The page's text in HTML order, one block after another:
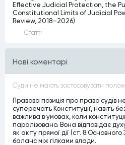
Effective Judicial Protection, the
Constitutional Limits of Judicial
Review, 2018–2026)
Статтi
Нові коментарі
Правова позиція про право судів
суперечать Конституції, навіть
важлива в умовах, коли
паралізовано. Вона відповідає
як акту прямої дії (ст. 8
баланс між гілками влади.